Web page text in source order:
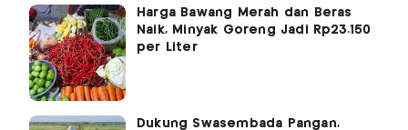
Harga Bawang Merah dan Beras
Naik, Minyak Goreng Jadi Rp23.150
per Liter
Dukung Swasembada Pangan,